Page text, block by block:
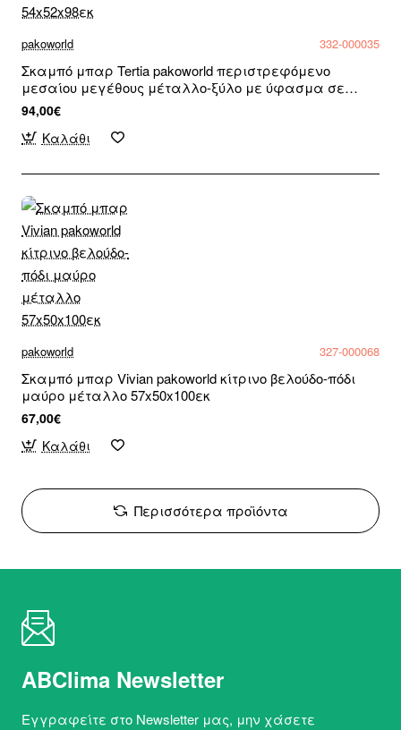
pakoworld 332-000035
Σκαμπό μπαρ Tertia pakoworld περιστρεφόμενο
μεσαίου μεγέθους μέταλλο-ξύλο με ύφασμα σε
μπεζ-καφέ απόχρωση 54x52x98εκ
94,00€
Καλάθι
pakoworld 327-000068
Σκαμπό μπαρ Vivian pakoworld κίτρινο βελούδο-πόδι
μαύρο μέταλλο 57x50x100εκ
67,00€
Καλάθι
Περισσότερα προϊόντα
ABClima Newsletter
Εγγραφείτε στο Newsletter μας, μην χάσετε